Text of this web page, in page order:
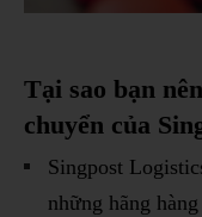
Tại sao bạn
chuyển của
Singpost
những hãng